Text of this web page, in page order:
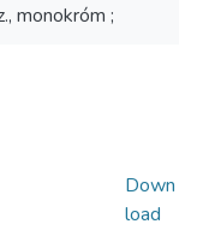
monokróm ;
Down
load